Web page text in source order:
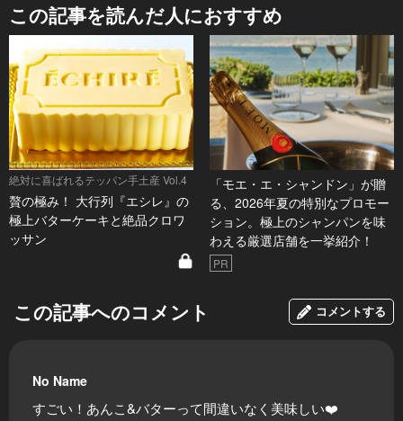
この記事を読んだ人におすすめ
絶対に喜ばれるテッパン手土産 Vol.4
贅の極み！ 大行列『エシレ』の
極上バターケーキと絶品クロワ
ッサン
「モエ・エ・シャンドン」が贈
る、2026年夏の特別なプロモー
ション。極上のシャンパンを味
わえる厳選店舗を一挙紹介！
PR
この記事へのコメント コメントする
No Name
すごい！あんこ&バターって間違いなく美味しい❤️